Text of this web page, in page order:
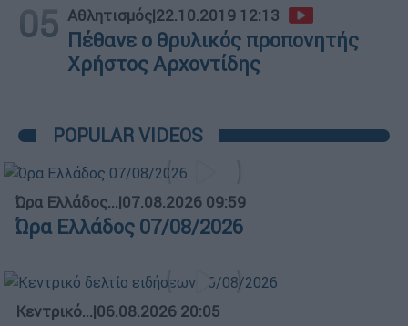
05 Αθλητισμός|22.10.2019 12:13
Πέθανε ο θρυλικός προπονητής
Χρήστος Αρχοντίδης
POPULAR VIDEOS
Ώρα Ελλάδος...|07.08.2026 09:59
Ώρα Ελλάδος 07/08/2026
Κεντρικό...|06.08.2026 20:05